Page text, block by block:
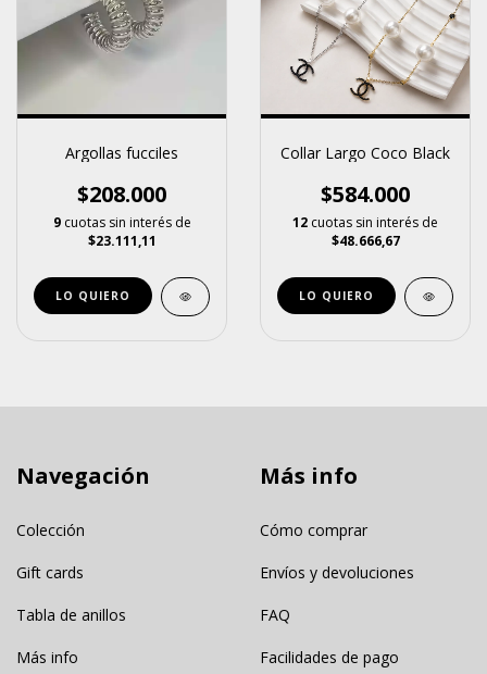
Argollas fucciles
$208.000
9 cuotas sin interés de
$23.111,11
Collar Largo Coco Black
$584.000
12 cuotas sin interés de
$48.666,67
Navegación
Colección
Gift cards
Tabla de anillos
Más info
Más info
Cómo comprar
Envíos y devoluciones
FAQ
Facilidades de pago